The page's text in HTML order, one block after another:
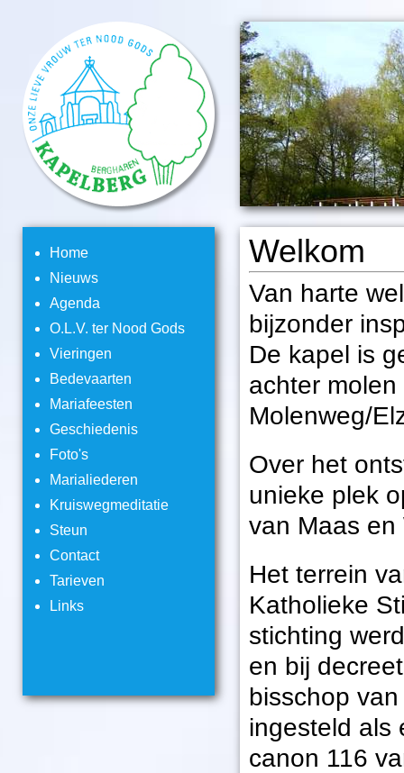
Home
Nieuws
Agenda
O.L.V. ter Nood Gods
Vieringen
Bedevaarten
Mariafeesten
Geschiedenis
Foto's
Marialiederen
Kruiswegmeditatie
Steun
Contact
Tarieven
Links
Welkom
Van harte
bijzonder
De kapel is
achter
Molenweg/
Over het
unieke plek
van Maas en
Het terrein
Katholieke
stichting
en bij
bisschop
ingesteld als
canon 116